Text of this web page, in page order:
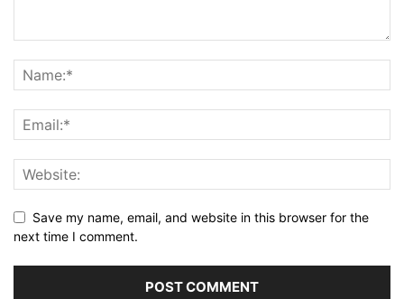
Save my name, email, and website in this browser for the
next time I comment.